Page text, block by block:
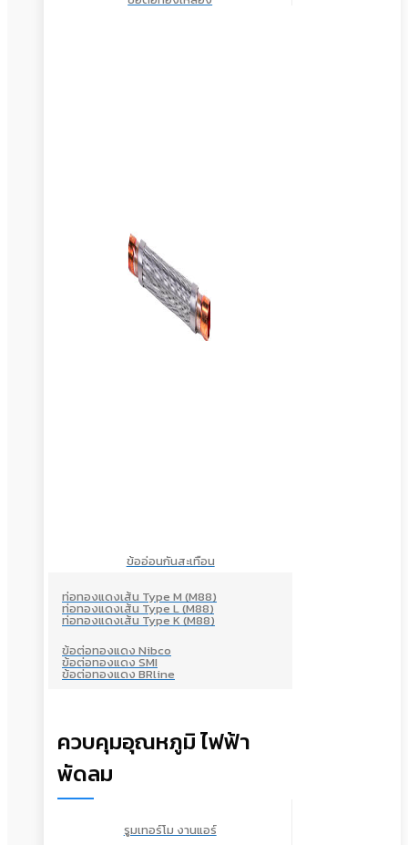
ข้ออ่อนกันสะเทือน
ท่อทองแดงเส้น Type M (M88)
ท่อทองแดงเส้น Type L (M88)
ท่อทองแดงเส้น Type K (M88)
ข้อต่อทองแดง Nibco
ข้อต่อทองแดง SMI
ข้อต่อทองแดง BRline
ควบคุมอุณหภูมิ ไฟฟ้า
พัดลม
รูมเทอร์โม งานแอร์